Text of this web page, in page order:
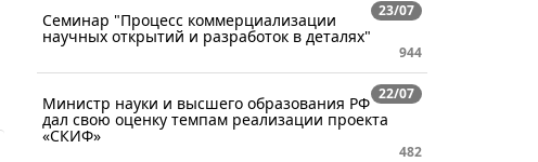
23/07
Семинар "Процесс коммерциализации
научных открытий и разработок в деталях"
944
22/07
Министр науки и высшего образования РФ
дал свою оценку темпам реализации проекта
«СКИФ»
482